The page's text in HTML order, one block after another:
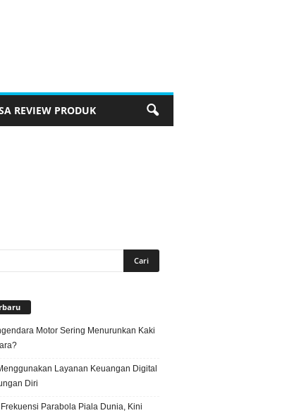
REVIEW PRODUK
Motor Sering Menurunkan Kaki
Layanan Keuangan Digital
Diri
Parabola Piala Dunia, Kini